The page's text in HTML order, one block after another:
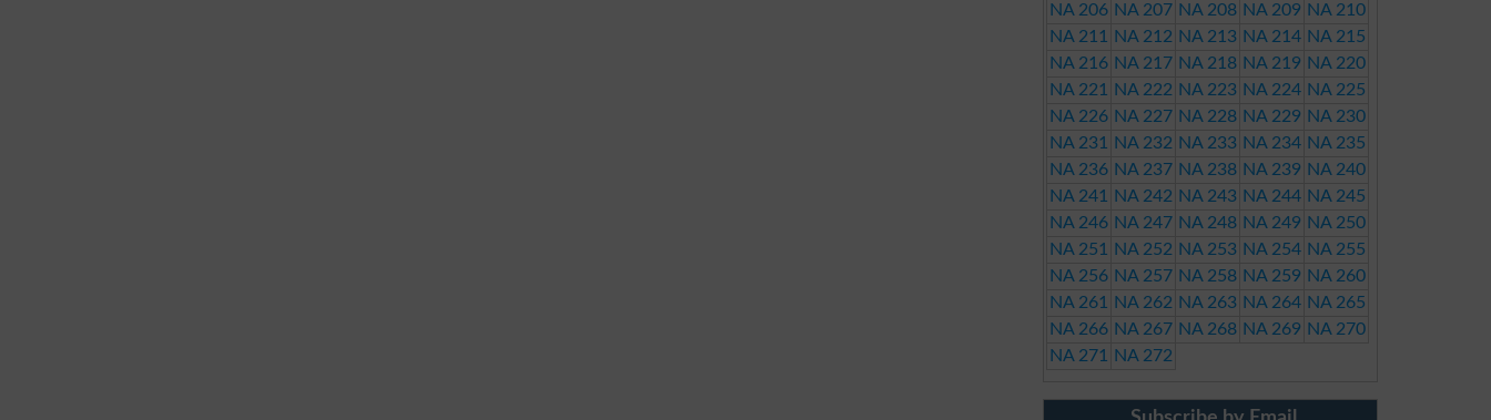
NA 206 NA 207 NA 208 NA 209 NA 210
NA 211
NA 212 NA 213 NA 214 NA 215
NA 216 NA 217 NA 218 NA 219 NA 220
NA 221
NA 222 NA 223 NA 224 NA 225
NA 226 NA 227 NA 228 NA 229 NA 230
NA 231
NA 232 NA 233 NA 234 NA 235
NA 236 NA 237 NA 238 NA 239 NA 240
NA 241
NA 242 NA 243 NA 244 NA 245
NA 246 NA 247 NA 248 NA 249 NA 250
NA 251
NA 252 NA 253 NA 254 NA 255
NA 256 NA 257 NA 258 NA 259 NA 260
NA 261
NA 262 NA 263 NA 264 NA 265
NA 266 NA 267 NA 268 NA 269 NA 270
NA 271
NA 272